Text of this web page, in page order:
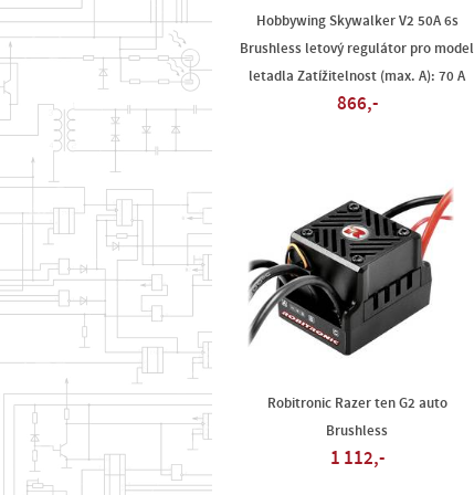
Hobbywing Skywalker V2 50A 6s
Brushless letový regulátor pro model
letadla Zatížitelnost (max. A): 70 A
866,-
Robitronic Razer ten G2 auto
Brushless
1 112,-